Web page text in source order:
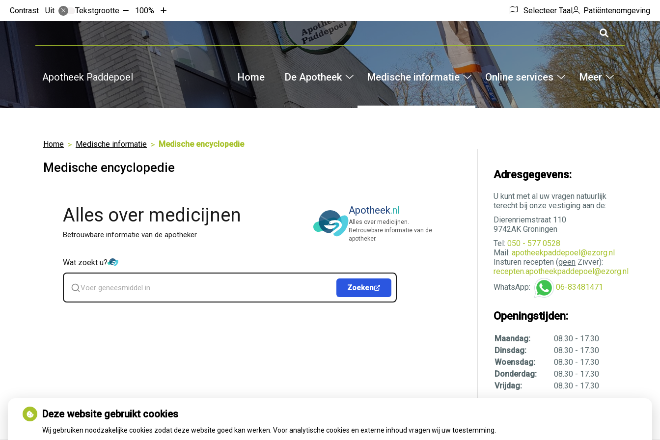
Contrast Uit Tekstgrootte Tekst
verkleinen
met
10%
100%
Tekst
vergroten
10%
Selecteer Taal Patiëntenomgeving
Home De Apotheek
Apotheek
Medische informatie
Medische
informatie
Online services
Online
services
Meer
Meer
submenu
Apotheek Paddepoel
Home Medische informatie Medische encyclopedie
Medische encyclopedie
Alles over medicijnen
Betrouwbare informatie van de apotheker
Apotheek.nl
Alles over medicijnen.
Betrouwbare informatie van de
apotheker.
Wat zoekt u?
Zoek
geneesmiddel
Zoeken
Adresgegevens:
U kunt met al uw vragen natuurlijk
terecht bij onze vestiging aan de:
Dierenriemstraat 110
9742AK Groningen
Tel: 050 - 577 0528
Mail: apotheekpaddepoel@ezorg.nl
Insturen recepten (geen Zivver):
recepten.apotheekpaddepoel@ezorg.nl
WhatsApp:
06-83481471
Openingstijden:
Maandag:
08.30 - 17.30
Dinsdag:
08.30 - 17.30
Woensdag:
08.30 - 17.30
Donderdag:
08.30 - 17.30
Vrijdag:
08.30 - 17.30
Deze website gebruikt cookies
Wij gebruiken noodzakelijke cookies zodat deze website goed kan werken. Voor analytische cookies en externe inhoud vragen wij uw toestemming.